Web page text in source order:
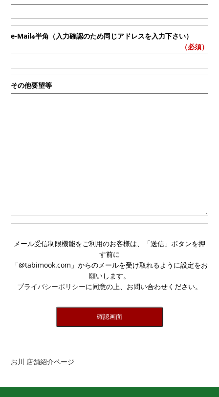
e-Mail※半角（入力確認のため同じアドレスを入力下さい）
（必須）
その他要望等
メール受信制限機能をご利用のお客様は、「送信」ボタンを押
す前に
「@tabimook.com」からのメールを受け取れるように設定をお
願いします。
プライバシーポリシーに同意の上、お問い合わせください。
確認画面
お川 店舗紹介ページ